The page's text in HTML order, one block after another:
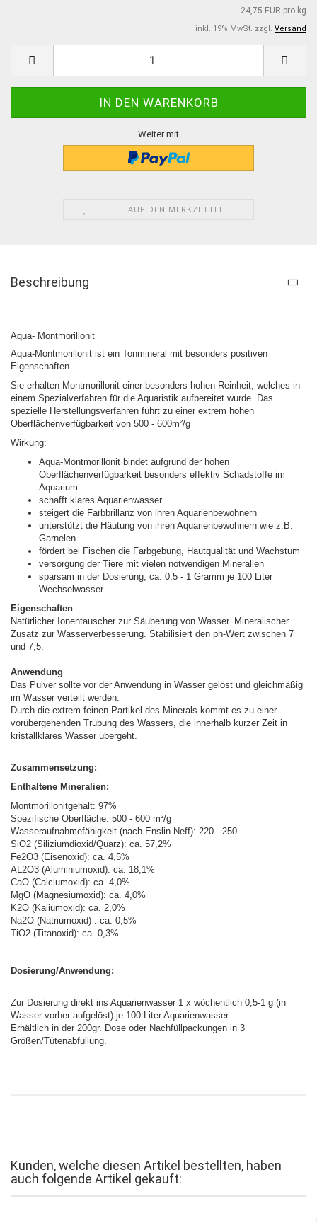
24,75 EUR pro kg
inkl. 19% MwSt. zzgl. Versand
Weiter mit
AUF DEN MERKZETTEL
Beschreibung
Aqua- Montmorillonit
Aqua-Montmorillonit ist ein Tonmineral mit besonders positiven
Eigenschaften.
Sie erhalten Montmorillonit einer besonders hohen Reinheit, welches in
einem Spezialverfahren für die Aquaristik aufbereitet wurde. Das
spezielle Herstellungsverfahren führt zu einer extrem hohen
Oberflächenverfügbarkeit von 500 - 600m²/g
Wirkung:
Aqua-Montmorillonit bindet aufgrund der hohen
Oberflächenverfügbarkeit besonders effektiv Schadstoffe im
Aquarium.
schafft klares Aquarienwasser
steigert die Farbbrillanz von ihren Aquarienbewohnern
unterstützt die Häutung von ihren Aquarienbewohnern wie z.B.
Garnelen
fördert bei Fischen die Farbgebung, Hautqualität und Wachstum
versorgung der Tiere mit vielen notwendigen Mineralien
sparsam in der Dosierung, ca. 0,5 - 1 Gramm je 100 Liter
Wechselwasser
Eigenschaften
Natürlicher Ionentauscher zur Säuberung von Wasser. Mineralischer
Zusatz zur Wasserverbesserung. Stabilisiert den ph-Wert zwischen 7
und 7,5.
Anwendung
Das Pulver sollte vor der Anwendung in Wasser gelöst und gleichmäßig
im Wasser verteilt werden.
Durch die extrem feinen Partikel des Minerals kommt es zu einer
vorübergehenden Trübung des Wassers, die innerhalb kurzer Zeit in
kristallklares Wasser übergeht.
Zusammensetzung:
Enthaltene Mineralien:
Montmorillonitgehalt: 97%
Spezifische Oberfläche: 500 - 600 m²/g
Wasseraufnahmefähigkeit (nach Enslin-Neff): 220 - 250
SiO2 (Siliziumdioxid/Quarz): ca. 57,2%
Fe2O3 (Eisenoxid): ca. 4,5%
AL2O3 (Aluminiumoxid): ca. 18,1%
CaO (Calciumoxid): ca. 4,0%
MgO (Magnesiumoxid): ca. 4,0%
K2O (Kaliumoxid): ca. 2,0%
Na2O (Natriumoxid) : ca. 0,5%
TiO2 (Titanoxid): ca. 0,3%
Dosierung/Anwendung:
Zur Dosierung direkt ins Aquarienwasser 1 x wöchentlich 0,5-1 g (in
Wasser vorher aufgelöst) je 100 Liter Aquarienwasser.
Erhältlich in der 200gr. Dose oder Nachfüllpackungen in 3
Größen/Tütenabfüllung.
Kunden, welche diesen Artikel bestellten, haben
auch folgende Artikel gekauft: